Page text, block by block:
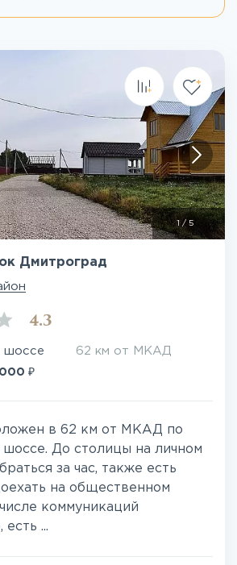
1 / 5
Дмитроград
4.3
шоссе 62 км от МКАД
₽
в 62 км от МКАД по
До столицы на личном
за час, также есть
на общественном
коммуникаций
есть ...